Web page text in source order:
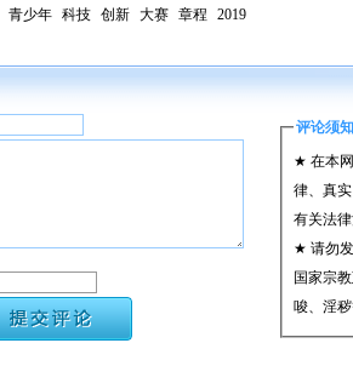
青少年 科技 创新 大赛 章程 2019
评论须知
★ 在本
律、真
有关法
★ 请勿
国家宗
唆、淫
★ 承担